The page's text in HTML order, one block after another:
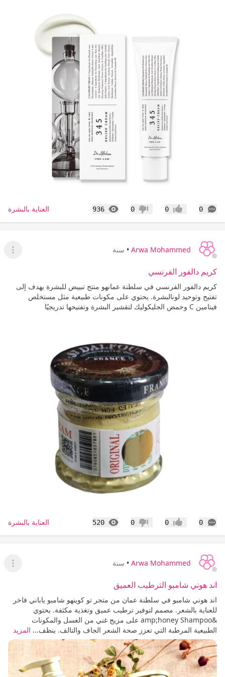
0
التعليقات إعجاب0 عدم إعجاب
0
936
المشاهدات العناية بالبشرة
Arwa Mohammed
• سنة
عرض
كريم دالفور الفرنسي
كريم دالفور الفرنسي في سلطنة عمانهو منتج تبييض للبشرة يهدف إلى
تفتيح وتوحيد لونالبشرة. يحتوي على مكونات طبيعية مثل مستخلص
فيتامين C وحمض الجليكوليك لتقشير البشرة وتفتيحها تدريجيًا
0
التعليقات إعجاب0 عدم إعجاب
0
520
المشاهدات العناية بالبشرة
Arwa Mohammed
• سنة
عرض
اند هوني شامبو الترطيب العميق
اند هوني شامبو في سلطنة عمان من متجر تو كوينهو شامبو ياباني فاخر
للعناية بالشعر. مصمم لتوفير ترطيب عميق وتغذية مكثفة. يحتوي
&amp;honey Shampoo على مزيج غني من العسل والمكونات
الطبيعية المرطبة التي تعزز صحة الشعر الجاف والتالف. ينظف... المزيد